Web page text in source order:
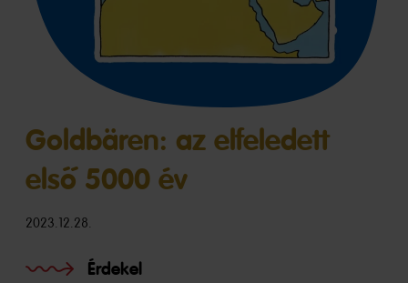
Goldbären: az elfeledett
első 5000 év
2023.12.28.
Érdekel